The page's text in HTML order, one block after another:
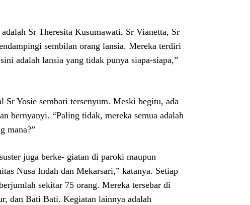
Sr Theresita Kusumawati, Sr Vianetta, Sr
sembilan orang lansia. Mereka terdiri
adalah lansia yang tidak punya siapa-siapa,”
Sr Yosie sembari tersenyum. Meski begitu, ada
bernyanyi. “Paling tidak, mereka semua adalah
mana?”
juga berke- giatan di paroki maupun
Nusa Indah dan Mekarsari,” katanya. Setiap
sekitar 75 orang. Mereka tersebar di
dan Bati Bati. Kegiatan lainnya adalah